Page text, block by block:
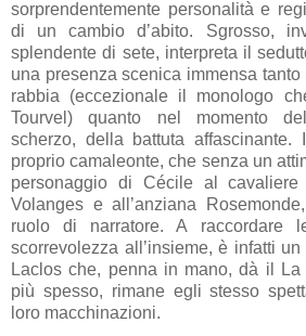
sorprendentemente personalità e
di un cambio d’abito. Sgrosso,
splendente di sete, interpreta il
una presenza scenica immensa tanto
rabbia (eccezionale il monologo
Tourvel) quanto nel momento
scherzo, della battuta
proprio camaleonte, che senza un
personaggio di Cécile al cavaliere
Volanges e all’anziana
ruolo di narratore. A raccordare
scorrevolezza all’insieme, è infatti
Laclos che, penna in mano, dà il
più spesso, rimane egli stesso
loro macchinazioni.